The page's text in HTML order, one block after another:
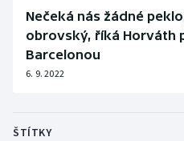
Nečeká nás žádné
obrovský, říká Horváth
Barcelonou
6. 9. 2022
ŠTÍTKY